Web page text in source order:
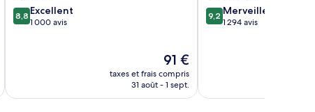
8.8
sur
8,8 Excellent
1 000 avis
Le
nouveau
prix
91 €
taxes et frais compris
31 août - 1 sept.
9.2
sur
9,2 Merveilleux
1 294 avis